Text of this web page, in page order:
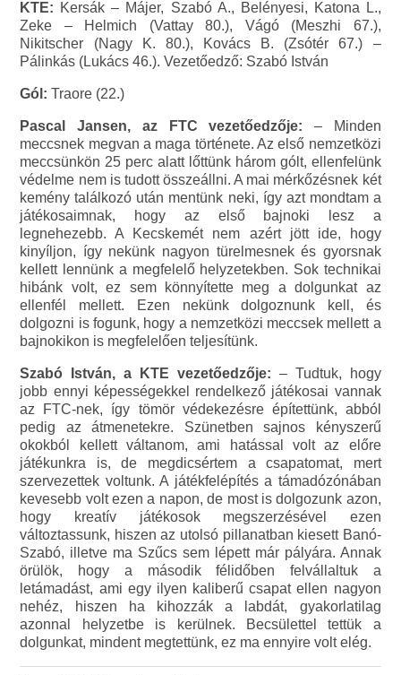
KTE: Kersák – Májer, Szabó A., Belényesi, Katona L.,
Zeke – Helmich (Vattay 80.), Vágó (Meszhi 67.),
Nikitscher (Nagy K. 80.), Kovács B. (Zsótér 67.) –
Pálinkás (Lukács 46.). Vezetőedző: Szabó István
Gól: Traore (22.)
Pascal Jansen, az FTC vezetőedzője: – Minden
meccsnek megvan a maga története. Az első nemzetközi
meccsünkön 25 perc alatt lőttünk három gólt, ellenfelünk
védelme nem is tudott összeállni. A mai mérkőzésnek két
kemény találkozó után mentünk neki, így azt mondtam a
játékosaimnak, hogy az első bajnoki lesz a
legnehezebb. A Kecskemét nem azért jött ide, hogy
kinyíljon, így nekünk nagyon türelmesnek és gyorsnak
kellett lennünk a megfelelő helyzetekben. Sok technikai
hibánk volt, ez sem könnyítette meg a dolgunkat az
ellenfél mellett. Ezen nekünk dolgoznunk kell, és
dolgozni is fogunk, hogy a nemzetközi meccsek mellett a
bajnokikon is megfelelően teljesítünk.
Szabó István, a KTE vezetőedzője: – Tudtuk, hogy
jobb ennyi képességekkel rendelkező játékosai vannak
az FTC-nek, így tömör védekezésre építettünk, abból
pedig az átmenetekre. Szünetben sajnos kényszerű
okokból kellett váltanom, ami hatással volt az előre
játékunkra is, de megdicsértem a csapatomat, mert
szervezettek voltunk. A játékfelépítés a támadózónában
kevesebb volt ezen a napon, de most is dolgozunk azon,
hogy kreatív játékosok megszerzésével ezen
változtassunk, hiszen az utolsó pillanatban kiesett Banó-
Szabó, illetve ma Szűcs sem lépett már pályára. Annak
örülök, hogy a második félidőben felvállaltuk a
letámadást, ami egy ilyen kaliberű csapat ellen nagyon
nehéz, hiszen ha kihozzák a labdát, gyakorlatilag
azonnal helyzetbe is kerülnek. Becsülettel tettük a
dolgunkat, mindent megtettünk, ez ma ennyire volt elég.